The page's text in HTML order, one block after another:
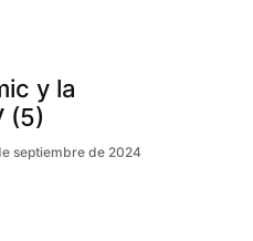
y la
(5)
septiembre de 2024